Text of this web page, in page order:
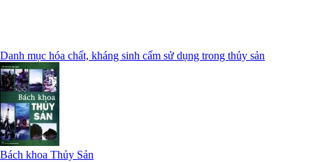
Danh mục hóa chất, kháng sinh cấm sử dụng trong thủy sản
Bách khoa Thủy Sản